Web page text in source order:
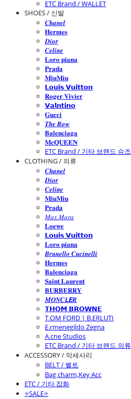
ETC Brand / WALLET
SHOES / 신발
𝑪𝒉𝒂𝒏𝒆𝒍
𝐇𝐞𝐫𝐦𝐞𝐬
𝑫𝒊𝒐𝒓
𝑪𝒆𝒍𝒊𝒏𝒆
𝐋𝐨𝐫𝐨 𝐩𝐢𝐚𝐧𝐚
𝐏𝐫𝐚𝐝𝐚
𝐌𝐢𝐮𝐌𝐢𝐮
𝗟𝗼𝘂𝗶𝘀 𝗩𝘂𝗶𝘁𝘁𝗼𝗻
𝐑𝐨𝐠𝐞𝐫 𝐕𝐢𝐯𝐢𝐞𝐫
𝗩𝗮𝗹𝗻𝘁𝗶𝗻𝗼
𝐆𝐮𝐜𝐜𝐢
𝑻𝒉𝒆 𝑹𝒐𝒘
𝐁𝐚𝐥𝐞𝐧𝐜𝐢𝐚𝐠𝐚
𝐌𝐜𝐐𝐔𝐄𝐄𝐍
ETC Brand / 기타 브랜드 슈즈
CLOTHING / 의류
𝑪𝒉𝒂𝒏𝒆𝒍
𝑫𝒊𝒐𝒓
𝑪𝒆𝒍𝒊𝒏𝒆
𝐌𝐢𝐮𝐌𝐢𝐮
𝐏𝐫𝐚𝐝𝐚
𝑀𝑎𝑥 𝑀𝑎𝑟𝑎
𝐋𝐨𝐞𝐰𝐞
𝗟𝗼𝘂𝗶𝘀 𝗩𝘂𝗶𝘁𝘁𝗼𝗻
𝐋𝐨𝐫𝐨 𝐩𝐢𝐚𝐧𝐚
𝑩𝒓𝒖𝒏𝒆𝒍𝒍𝒐 𝑪𝒖𝒄𝒊𝒏𝒆𝒍𝒍𝒊
𝐇𝐞𝐫𝐦𝐞𝐬
𝐁𝐚𝐥𝐞𝐧𝐜𝐢𝐚𝐠𝐚
𝐒𝐚𝐢𝐧𝐭 𝐋𝐚𝐮𝐫𝐞𝐧𝐭
𝐁𝐔𝐑𝐁𝐄𝐑𝐑𝐘
𝑴𝑶𝑵𝑪𝙇𝙀𝑹
𝗧𝗛𝗢𝗠 𝗕𝗥𝗢𝗪𝗡𝗘
T.OM FORD | B.ERLUTI
E.rmenegildo Zegna
A.cne Studios
ETC Brand / 기타 브랜드 의류
ACCESSORY / 악세사리
BELT / 벨트
Bag charm,Key Acc
ETC / 기타 잡화
⭐SALE⭐